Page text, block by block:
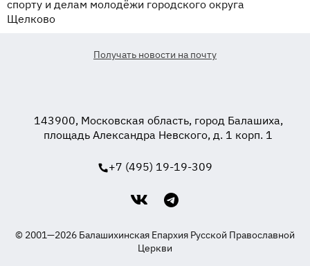
спорту и делам молодёжи городского округа
Щелково
Получать новости на почту
143900, Московская область, город Балашиха,
площадь Александра Невского, д. 1 корп. 1
+7 (495) 19-19-309
© 2001—2026 Балашихинская Епархия Русской Православной
Церкви